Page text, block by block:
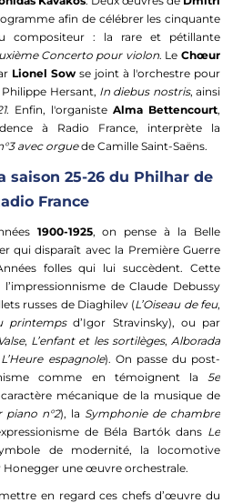
afin de célébrer les cinquante
compositeur : la rare et pétillante
Concerto pour violon. Le Chœur
Lionel Sow se joint à l'orchestre pour
Hersant, In diebus nostris, ainsi
. Enfin, l'organiste Alma Bettencourt,
à Radio France, interprète la
avec orguede Camille Saint-Saëns.
saison 25-26 du Philhar de
France
1900-1925, on pense à la Belle
qui disparaît avec la Première Guerre
folles qui lui succèdent. Cette
de Claude Debussy
russes de Diaghilev (L’Oiseau de feu,
printempsd’Igor Stravinsky), ou par
, L’enfant et les sortilèges,Alborada
L’Heure espagnole). On passe du post-
comme en témoignent la 5e
mécanique de la musique de
piano n°2), la Symphonie de chambre
de Béla Bartók dans Le
de modernité, la locomotive
Honegger une œuvre orchestrale.
en regard ces chefs d’œuvre du